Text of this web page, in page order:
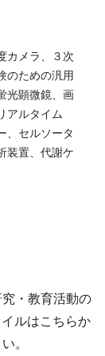
カメラ、３次
のための汎用
光顕微鏡、画
アルタイム
、セルソータ
装置、代謝ケ
・教育活動の
ルはこちらか
。